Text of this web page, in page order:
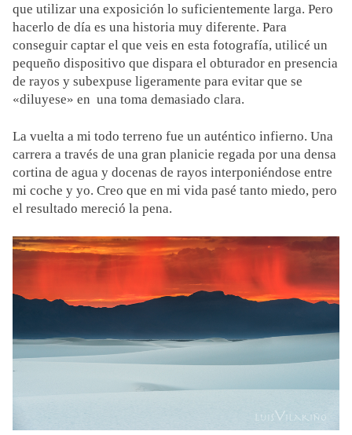
que utilizar una exposición lo suficientemente larga. Pero
hacerlo de día es una historia muy diferente. Para
conseguir captar el que veis en esta fotografía, utilicé un
pequeño dispositivo que dispara el obturador en presencia
de rayos y subexpuse ligeramente para evitar que se
«diluyese» en una toma demasiado clara.
La vuelta a mi todo terreno fue un auténtico infierno. Una
carrera a través de una gran planicie regada por una densa
cortina de agua y docenas de rayos interponiéndose entre
mi coche y yo. Creo que en mi vida pasé tanto miedo, pero
el resultado mereció la pena.